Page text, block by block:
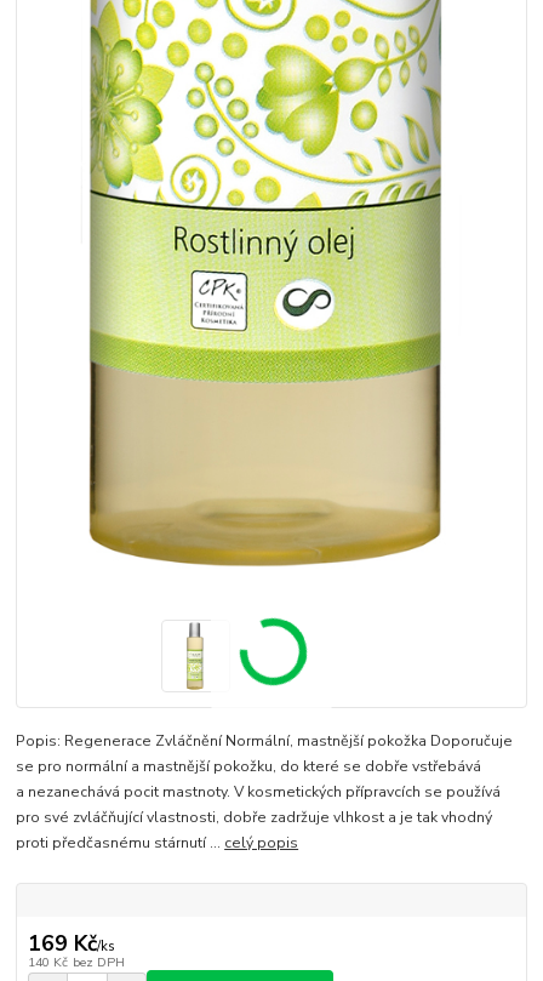
Popis: Regenerace Zvláčnění Normální, mastnější pokožka Doporučuje
se pro normální a mastnější pokožku, do které se dobře vstřebává
a nezanechává pocit mastnoty. V kosmetických přípravcích se používá
pro své zvláčňující vlastnosti, dobře zadržuje vlhkost a je tak vhodný
proti předčasnému stárnutí ... celý popis
169 Kč/ks
140 Kč bez DPH